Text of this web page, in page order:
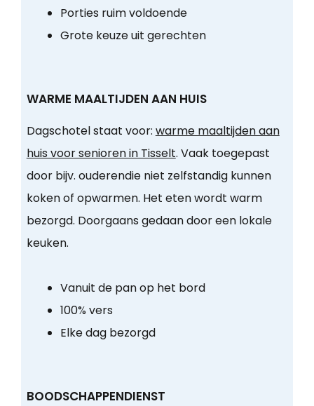
Porties ruim voldoende
Grote keuze uit gerechten
WARME MAALTIJDEN AAN HUIS
Dagschotel staat voor: warme maaltijden aan
huis voor senioren in Tisselt. Vaak toegepast
door bijv. ouderendie niet zelfstandig kunnen
koken of opwarmen. Het eten wordt warm
bezorgd. Doorgaans gedaan door een lokale
keuken.
Vanuit de pan op het bord
100% vers
Elke dag bezorgd
BOODSCHAPPENDIENST